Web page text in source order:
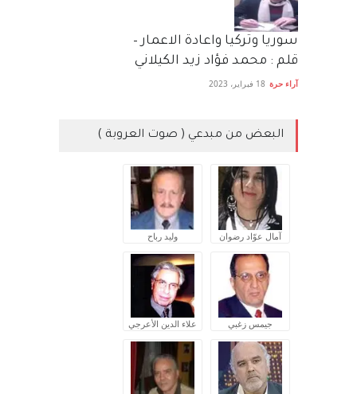
سوريا وتركيا واعادة الاعمار –
قلم : محمد فؤاد زيد الكيلاني
آراء حرة 18 فبراير، 2023
البعض من مبدعي ( صوت العروبة )
آمال عوّاد رضوان وليد رباح
جيمس زغبي علاء الدين الأعرجي